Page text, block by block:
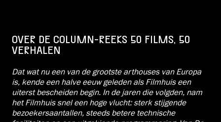
OVER DE COLUMN-REEKS 50 FILMS, 50
VERHALEN
Dat wat nu een van de grootste arthouses van Europa
is, kende een halve eeuw geleden als Filmhuis een
uiterst bescheiden begin. In de jaren die volgden, nam
het Filmhuis snel een hoge vlucht: sterk stijgende
bezoekersaantallen, steeds betere technische